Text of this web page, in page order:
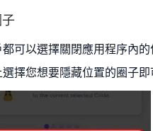
可以選擇關閉應用程序內的
擇您想要隱藏位置的圈子即